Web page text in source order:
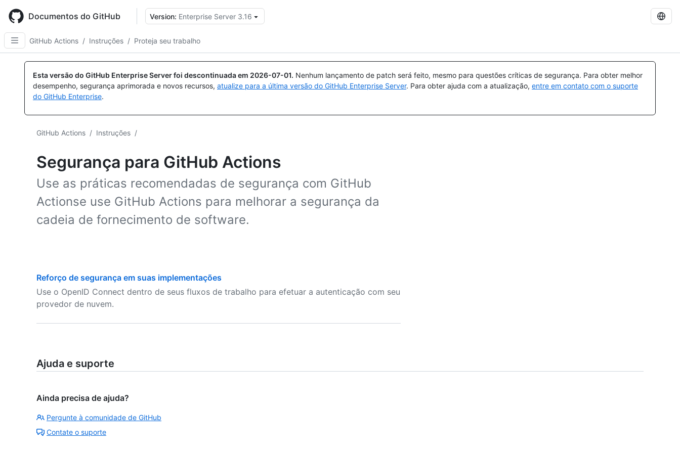
main
content
Documentos do GitHub Version: Enterprise Server 3.16
GitHub Actions / Instruções / Proteja seu trabalho
Esta versão do GitHub Enterprise Server foi descontinuada em 2026-07-01. Nenhum lançamento de patch será feito, mesmo para questões críticas de segurança. Para obter melhor
desempenho, segurança aprimorada e novos recursos, atualize para a última versão do GitHub Enterprise Server. Para obter ajuda com a atualização, entre em contato com o suporte
do GitHub Enterprise.
GitHub Actions / Instruções /
Segurança para GitHub Actions
Use as práticas recomendadas de segurança com GitHub
Actionse use GitHub Actions para melhorar a segurança da
cadeia de fornecimento de software.
Reforço de segurança em suas implementações
Use o OpenID Connect dentro de seus fluxos de trabalho para efetuar a autenticação com seu
provedor de nuvem.
Ajuda e suporte
Ainda precisa de ajuda?
Pergunte à comunidade de GitHub
Contate o suporte